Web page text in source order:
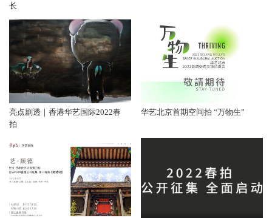
长
亮点剧透｜香港华艺国际2022春
拍
华艺北京首期空间拍 “万物生”